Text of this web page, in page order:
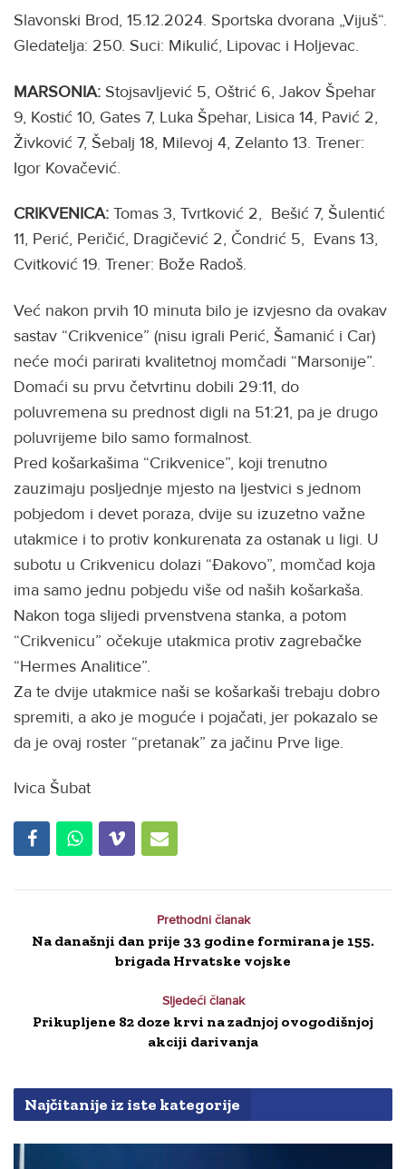
Slavonski Brod, 15.12.2024. Sportska dvorana „Vijuš“.
Gledatelja: 250. Suci: Mikulić, Lipovac i Holjevac.
MARSONIA: Stojsavljević 5, Oštrić 6, Jakov Špehar
9, Kostić 10, Gates 7, Luka Špehar, Lisica 14, Pavić 2,
Živković 7, Šebalj 18, Milevoj 4, Zelanto 13. Trener:
Igor Kovačević.
CRIKVENICA: Tomas 3, Tvrtković 2, Bešić 7, Šulentić
11, Perić, Peričić, Dragičević 2, Čondrić 5, Evans 13,
Cvitković 19. Trener: Bože Radoš.
Već nakon prvih 10 minuta bilo je izvjesno da ovakav
sastav “Crikvenice” (nisu igrali Perić, Šamanić i Car)
neće moći parirati kvalitetnoj momčadi “Marsonije”.
Domaći su prvu četvrtinu dobili 29:11, do
poluvremena su prednost digli na 51:21, pa je drugo
poluvrijeme bilo samo formalnost.
Pred košarkašima “Crikvenice”, koji trenutno
zauzimaju posljednje mjesto na ljestvici s jednom
pobjedom i devet poraza, dvije su izuzetno važne
utakmice i to protiv konkurenata za ostanak u ligi. U
subotu u Crikvenicu dolazi “Đakovo”, momčad koja
ima samo jednu pobjedu više od naših košarkaša.
Nakon toga slijedi prvenstvena stanka, a potom
“Crikvenicu” očekuje utakmica protiv zagrebačke
“Hermes Analitice”.
Za te dvije utakmice naši se košarkaši trebaju dobro
spremiti, a ako je moguće i pojačati, jer pokazalo se
da je ovaj roster “pretanak” za jačinu Prve lige.
Ivica Šubat
Prethodni članak
Na današnji dan prije 33 godine formirana je 155.
brigada Hrvatske vojske
Sljedeći članak
Prikupljene 82 doze krvi na zadnjoj ovogodišnjoj
akciji darivanja
Najčitanije iz iste kategorije